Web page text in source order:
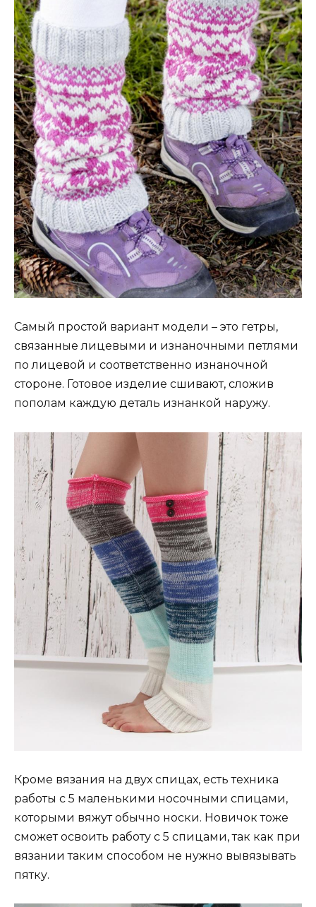
Самый простой вариант модели – это гетры,
связанные лицевыми и изнаночными петлями
по лицевой и соответственно изнаночной
стороне. Готовое изделие сшивают, сложив
пополам каждую деталь изнанкой наружу.
Кроме вязания на двух спицах, есть техника
работы с 5 маленькими носочными спицами,
которыми вяжут обычно носки. Новичок тоже
сможет освоить работу с 5 спицами, так как при
вязании таким способом не нужно вывязывать
пятку.